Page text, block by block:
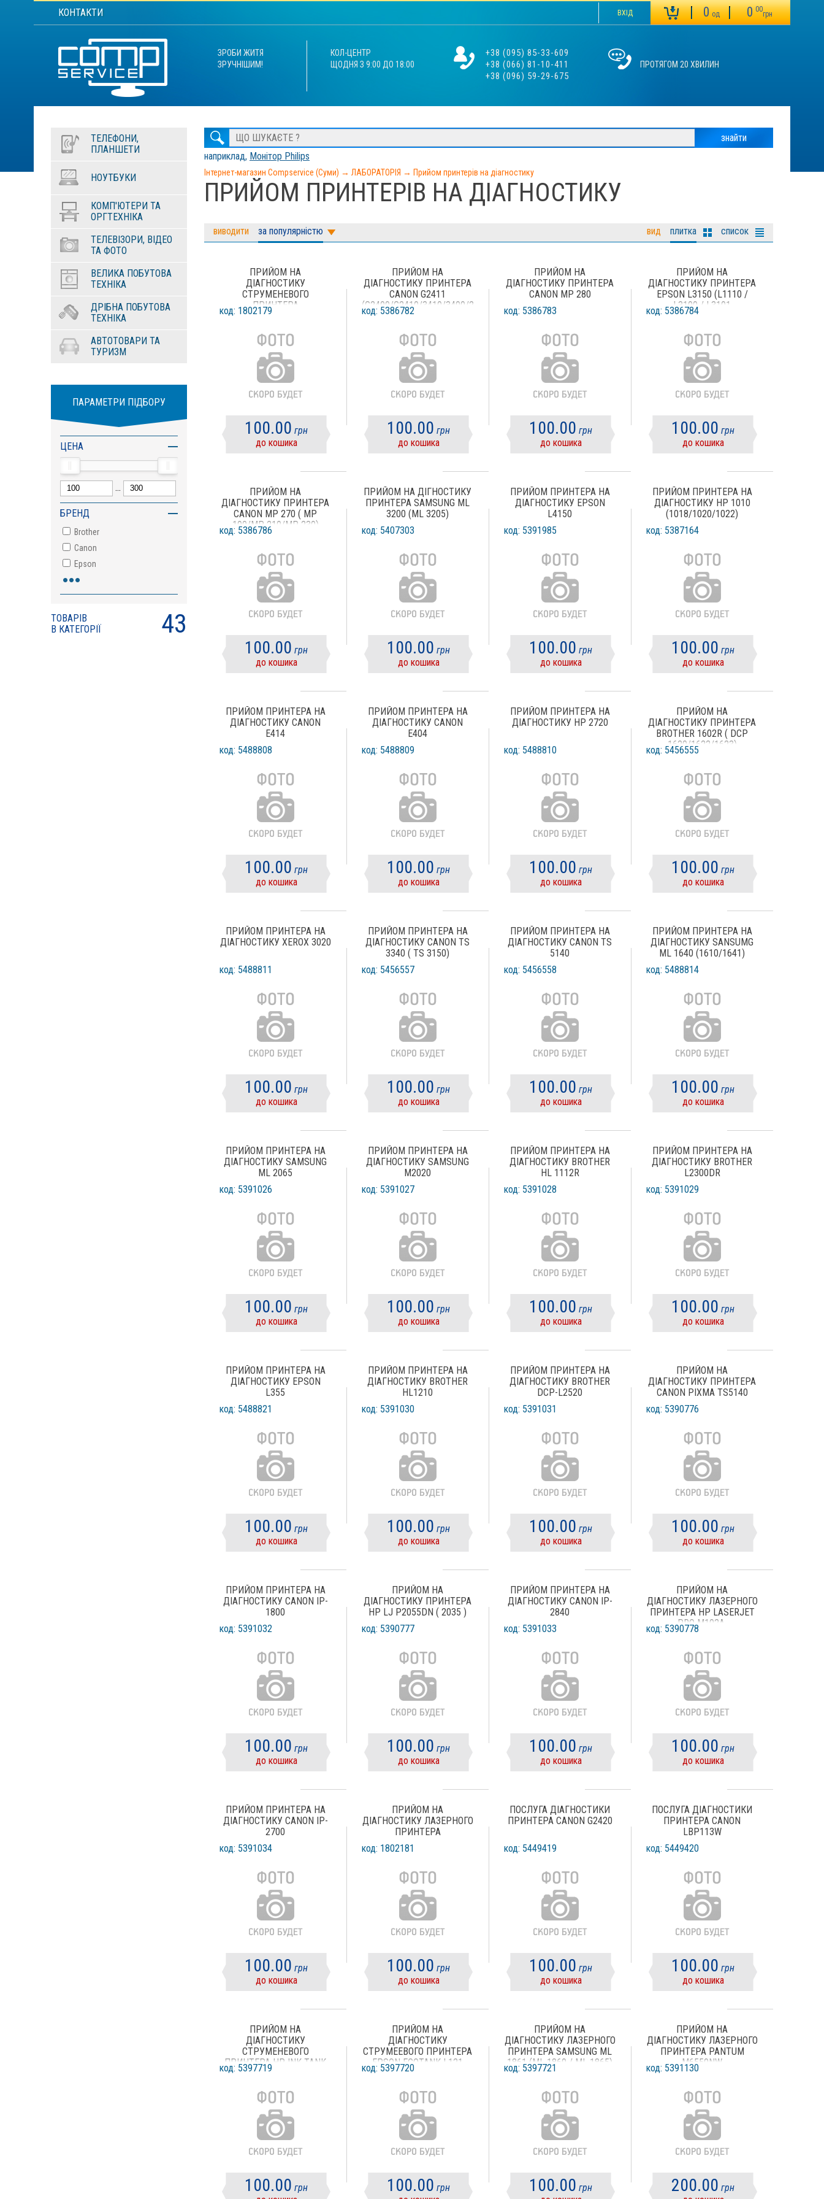
КОНТАКТИ ВХІД 0од 000
грн
ЗРОБИ ЖИТЯ
ЗРУЧНІШИМ!
КОЛ-ЦЕНТР
ЩОДНЯ З 9:00 ДО 18:00
+38 (095) 85-33-609
+38 (066) 81-10-411
+38 (096) 59-29-675
ПРОТЯГОМ 20 ХВИЛИН
наприклад, Монітор Philips
ТЕЛЕФОНИ,
ПЛАНШЕТИ
НОУТБУКИ
КОМП'ЮТЕРИ ТА
ОРГТЕХНІКА
ТЕЛЕВІЗОРИ, ВІДЕО
ТА ФОТО
ВЕЛИКА ПОБУТОВА
ТЕХНІКА
ДРІБНА ПОБУТОВА
ТЕХНІКА
АВТОТОВАРИ ТА
ТУРИЗМ
ПАРАМЕТРИ ПІДБОРУ
ЦЕНА
...
БРЕНД
Brother
Canon
Epson
HP
Pantum
Xerox
•••
ТОВАРІВ
В КАТЕГОРІЇ
43
Інтернет-магазин Compservice (Суми) → ЛАБОРАТОРІЯ → Прийом принтерів на діагностику
ПРИЙОМ ПРИНТЕРІВ НА ДІАГНОСТИКУ
виводити за популярністю вид плитка список
ПРИЙОМ НА
ДІАГНОСТИКУ
СТРУМЕНЕВОГО
ПРИНТЕРА
код: 1802179
100.00 грн
до кошика
ПРИЙОМ НА
ДІАГНОСТИКУ ПРИНТЕРА
CANON G2411
(G2400/G2410/3410/3400/2411/2415)
код: 5386782
100.00 грн
до кошика
ПРИЙОМ НА
ДІАГНОСТИКУ ПРИНТЕРА
CANON MP 280
код: 5386783
100.00 грн
до кошика
ПРИЙОМ НА
ДІАГНОСТИКУ ПРИНТЕРА
EPSON L3150 (L1110 /
L3100 / L3101
/L3050/L3151)
код: 5386784
100.00 грн
до кошика
ПРИЙОМ НА
ДІАГНОСТИКУ ПРИНТЕРА
CANON MP 270 ( MP
190/MP 210/MP 230)
код: 5386786
100.00 грн
до кошика
ПРИЙОМ НА ДІГНОСТИКУ
ПРИНТЕРА SAMSUNG ML
3200 (ML 3205)
код: 5407303
100.00 грн
до кошика
ПРИЙОМ ПРИНТЕРА НА
ДІАГНОСТИКУ EPSON
L4150
код: 5391985
100.00 грн
до кошика
ПРИЙОМ ПРИНТЕРА НА
ДІАГНОСТИКУ HP 1010
(1018/1020/1022)
код: 5387164
100.00 грн
до кошика
ПРИЙОМ ПРИНТЕРА НА
ДІАГНОСТИКУ CANON
E414
код: 5488808
100.00 грн
до кошика
ПРИЙОМ ПРИНТЕРА НА
ДІАГНОСТИКУ CANON
E404
код: 5488809
100.00 грн
до кошика
ПРИЙОМ ПРИНТЕРА НА
ДІАГНОСТИКУ HP 2720
код: 5488810
100.00 грн
до кошика
ПРИЙОМ НА
ДІАГНОСТИКУ ПРИНТЕРА
BROTHER 1602R ( DCP
1620/1622/1623)
код: 5456555
100.00 грн
до кошика
ПРИЙОМ ПРИНТЕРА НА
ДІАГНОСТИКУ XEROX 3020
код: 5488811
100.00 грн
до кошика
ПРИЙОМ ПРИНТЕРА НА
ДІАГНОСТИКУ CANON TS
3340 ( TS 3150)
код: 5456557
100.00 грн
до кошика
ПРИЙОМ ПРИНТЕРА НА
ДІАГНОСТИКУ CANON TS
5140
код: 5456558
100.00 грн
до кошика
ПРИЙОМ ПРИНТЕРА НА
ДІАГНОСТИКУ SANSUMG
ML 1640 (1610/1641)
код: 5488814
100.00 грн
до кошика
ПРИЙОМ ПРИНТЕРА НА
ДІАГНОСТИКУ SAMSUNG
ML 2065
код: 5391026
100.00 грн
до кошика
ПРИЙОМ ПРИНТЕРА НА
ДІАГНОСТИКУ SAMSUNG
M2020
код: 5391027
100.00 грн
до кошика
ПРИЙОМ ПРИНТЕРА НА
ДІАГНОСТИКУ BROTHER
HL 1112R
код: 5391028
100.00 грн
до кошика
ПРИЙОМ ПРИНТЕРА НА
ДІАГНОСТИКУ BROTHER
L2300DR
код: 5391029
100.00 грн
до кошика
ПРИЙОМ ПРИНТЕРА НА
ДІАГНОСТИКУ EPSON
L355
код: 5488821
100.00 грн
до кошика
ПРИЙОМ ПРИНТЕРА НА
ДІАГНОСТИКУ BROTHER
HL1210
код: 5391030
100.00 грн
до кошика
ПРИЙОМ ПРИНТЕРА НА
ДІАГНОСТИКУ BROTHER
DCP-L2520
код: 5391031
100.00 грн
до кошика
ПРИЙОМ НА
ДІАГНОСТИКУ ПРИНТЕРА
CANON PIXMA TS5140
код: 5390776
100.00 грн
до кошика
ПРИЙОМ ПРИНТЕРА НА
ДІАГНОСТИКУ CANON IP-
1800
код: 5391032
100.00 грн
до кошика
ПРИЙОМ НА
ДІАГНОСТИКУ ПРИНТЕРА
HP LJ P2055DN ( 2035 )
код: 5390777
100.00 грн
до кошика
ПРИЙОМ ПРИНТЕРА НА
ДІАГНОСТИКУ CANON IP-
2840
код: 5391033
100.00 грн
до кошика
ПРИЙОМ НА
ДІАГНОСТИКУ ЛАЗЕРНОГО
ПРИНТЕРА HP LASERJET
PRO M102A.
код: 5390778
100.00 грн
до кошика
ПРИЙОМ ПРИНТЕРА НА
ДІАГНОСТИКУ CANON IP-
2700
код: 5391034
100.00 грн
до кошика
ПРИЙОМ НА
ДІАГНОСТИКУ ЛАЗЕРНОГО
ПРИНТЕРА
код: 1802181
100.00 грн
до кошика
ПОСЛУГА ДІАГНОСТИКИ
ПРИНТЕРА CANON G2420
код: 5449419
100.00 грн
до кошика
ПОСЛУГА ДІАГНОСТИКИ
ПРИНТЕРА CANON
LBP113W
код: 5449420
100.00 грн
до кошика
ПРИЙОМ НА
ДІАГНОСТИКУ
СТРУМЕНЕВОГО
ПРИНТЕРА HP INK TANK
415
код: 5397719
100.00 грн
ПРИЙОМ НА
ДІАГНОСТИКУ
СТРУМЕЕВОГО ПРИНТЕРА
EPSON ECOTANK L121
(L120 )
код: 5397720
100.00 грн
ПРИЙОМ НА
ДІАГНОСТИКУ ЛАЗЕРНОГО
ПРИНТЕРА SAMSUNG ML
1861 (ML 1860 / ML 1865)
код: 5397721
100.00 грн
ПРИЙОМ НА
ДІАГНОСТИКУ ЛАЗЕРНОГО
ПРИНТЕРА PANTUM
M6550NW
код: 5391130
200.00 грн